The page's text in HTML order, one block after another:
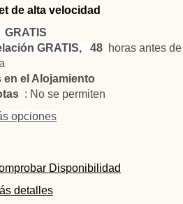
de alta velocidad
GRATIS
GRATIS, 48 horas antes
en el Alojamiento
: No se permiten
opciones
Disponibilidad
detalles